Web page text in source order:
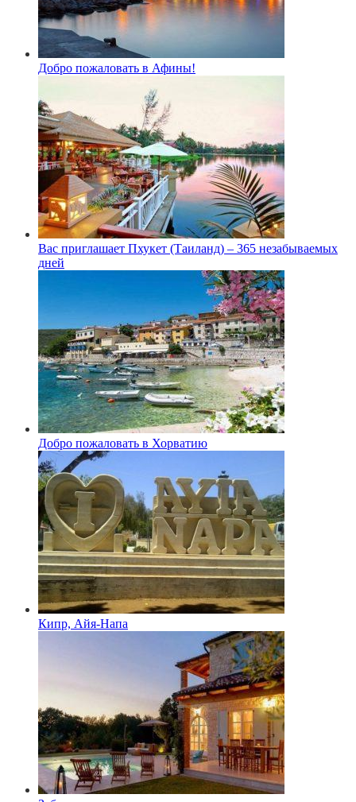
Добро пожаловать в Афины!
Вас приглашает Пхукет (Таиланд) – 365 незабываемых
дней
Добро пожаловать в Хорватию
Кипр, Айя-Напа